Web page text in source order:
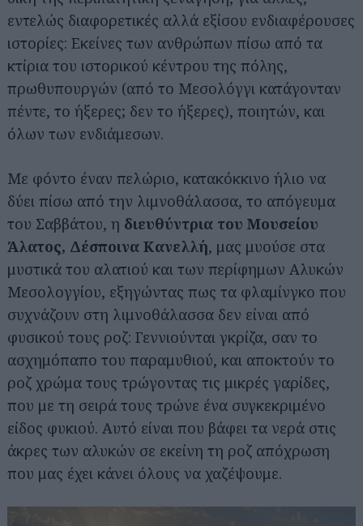
εντελώς διαφορετικές αλλά εξίσου ενδιαφέρουσες
ιστορίες: Εκείνες των ανθρώπων πίσω από τα
κτίρια του ιστορικού κέντρου της πόλης,
πρωθυπουργών (από το Μεσολόγγι κατάγονταν
πέντε, το ήξερες; δεν το ήξερες), ποιητών, και
όλων των ενδιάμεσων.
Με φόντο έναν πελώριο, κατακόκκινο ήλιο να
δύει πίσω από την λιμνοθάλασσα, το απόγευμα
του Σαββάτου, η διευθύντρια του Μουσείου
Άλατος, Δέσποινα Κανελλή, μας μυούσε στα
μυστικά του αλατιού και των περίφημων Αλυκών
Μεσολογγίου, εξηγώντας πως τα φλαμίνγκο που
συχνάζουν στη λιμνοθάλασσα δεν είναι από
φυσικού τους ροζ: Γεννιούνται γκρίζα, σαν το
ασχημόπαπο του παραμυθιού, και αποκτούν το
ροζ χρώμα τους τρώγοντας τις μικρές γαρίδες,
που με τη σειρά τους τρώνε ένα συγκεκριμένο
είδος φυκιού. Αυτό είναι που βάφει τα νερά στις
άκρες των αλυκών σε εκείνη τη ροζ απόχρωση
που μας έχει κάνει όλους να χαζέψουμε.